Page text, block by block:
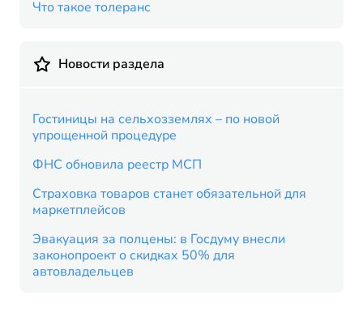
Что такое толеранс
Новости раздела
Гостиницы на сельхозземлях – по новой
упрощенной процедуре
ФНС обновила реестр МСП
Страховка товаров станет обязательной для
маркетплейсов
Эвакуация за полцены: в Госдуму внесли
законопроект о скидках 50% для
автовладельцев